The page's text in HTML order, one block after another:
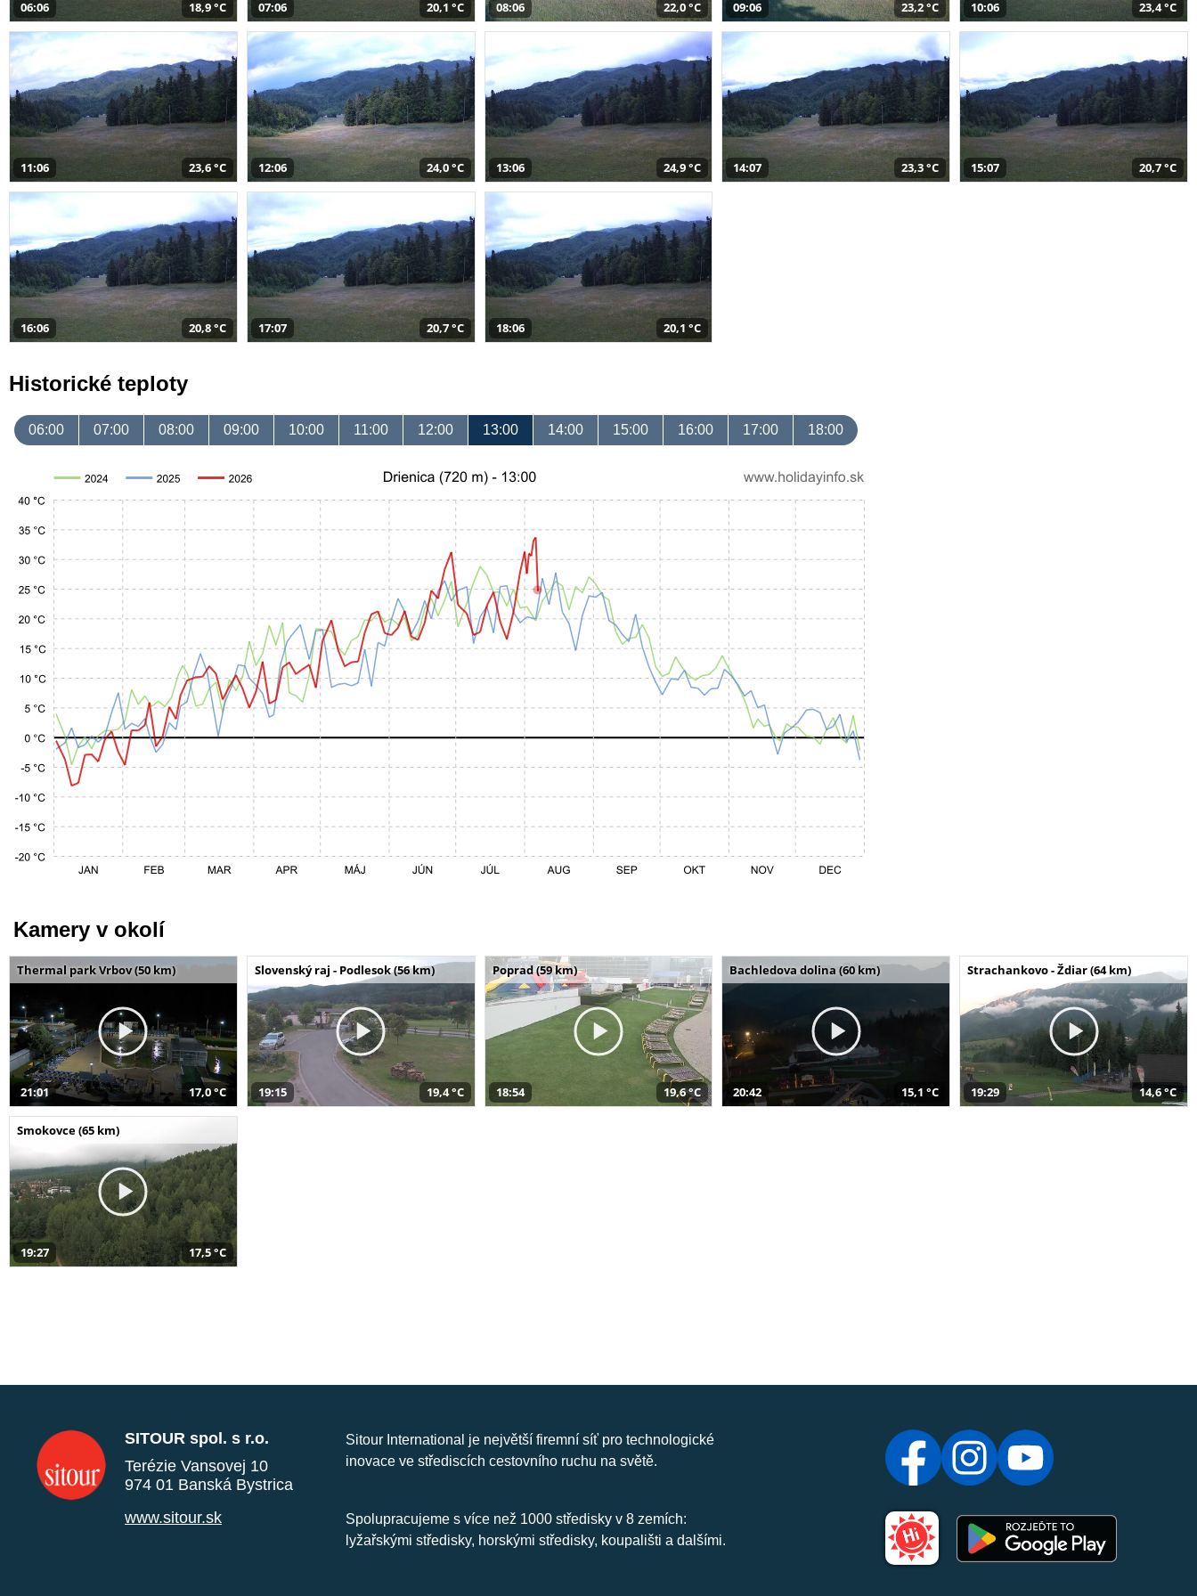
06:06 18,9 °C 07:06 20,1 °C 08:06 22,0 °C 09:06 23,2 °C 10:06 23,4 °C
11:06 23,6 °C 12:06 24,0 °C 13:06 24,9 °C 14:07 23,3 °C 15:07 20,7 °C
16:06 20,8 °C 17:07 20,7 °C 18:06 20,1 °C
Historické teploty
06:00 07:00 08:00 09:00 10:00 11:00 12:00 13:00 14:00 15:00 16:00 17:00 18:00
Kamery v okolí
Thermal park Vrbov (50 km)
21:01 17,0 °C
Slovenský raj - Podlesok (56 km)
19:15 19,4 °C
Poprad (59 km)
18:54 19,6 °C
Bachledova dolina (60 km)
20:42 15,1 °C
Strachankovo - Ždiar (64 km)
19:29 14,6 °C
Smokovce (65 km)
19:27 17,5 °C
SITOUR spol. s r.o.
Terézie Vansovej 10
974 01 Banská Bystrica
www.sitour.sk
Sitour International je největší firemní síť pro technologické
inovace ve střediscích cestovního ruchu na světě.
Spolupracujeme s více než 1000 středisky v 8 zemích:
lyžařskými středisky, horskými středisky, koupališti a dalšími.